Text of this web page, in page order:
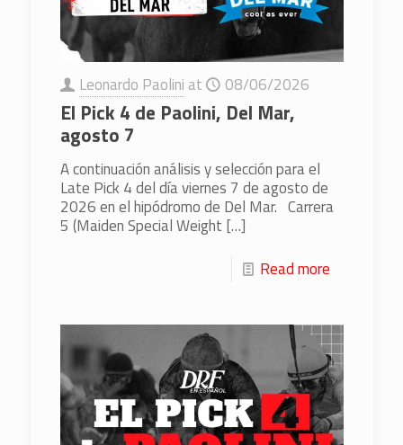
Leonardo Paolini at 08/06/2026
El Pick 4 de Paolini, Del Mar,
agosto 7
A continuación análisis y selección para el
Late Pick 4 del día viernes 7 de agosto de
2026 en el hipódromo de Del Mar. Carrera
5 (Maiden Special Weight […]
Read more